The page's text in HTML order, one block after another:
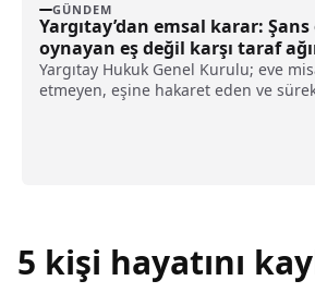
GÜNDEM
Yargıtay’dan emsal karar:
oynayan eş değil karşı taraf
kusurlu sayıldı
Yargıtay Hukuk Genel Kurulu; eve
etmeyen, eşine hakaret eden ve
5 kişi hayatını